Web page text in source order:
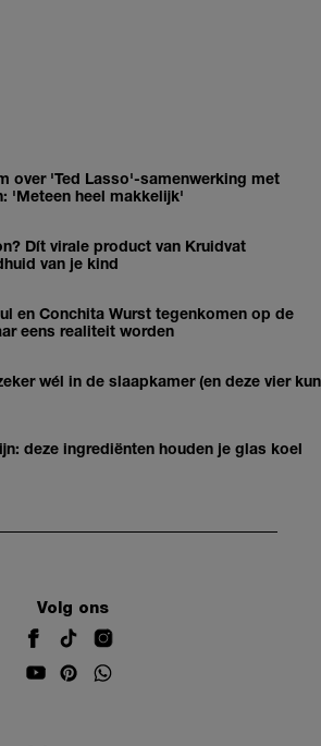
over 'Ted Lasso'-samenwerking met
'Meteen heel makkelijk'
Dít virale product van Kruidvat
van je kind
en Conchita Wurst tegenkomen op de
eens realiteit worden
wél in de slaapkamer (en deze vier kun
deze ingrediënten houden je glas koel
Volg ons